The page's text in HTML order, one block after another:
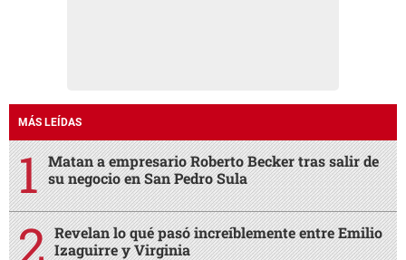
MÁS LEÍDAS
Matan a empresario Roberto Becker tras salir de
su negocio en San Pedro Sula
Revelan lo qué pasó increíblemente entre Emilio
Izaguirre y Virginia